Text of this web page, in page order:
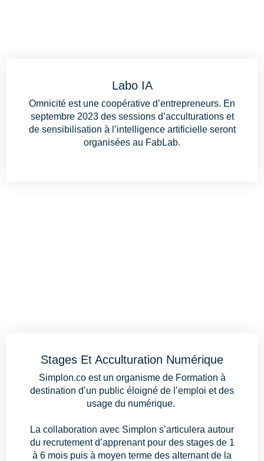
Labo IA
Omnicité est une coopérative d’entrepreneurs. En
septembre 2023 des sessions d’acculturations et
de sensibilisation à l’intelligence artificielle seront
organisées au FabLab.
Stages Et Acculturation Numérique
Simplon.coest un organisme de Formation à
destination d’un public éloigné de l’emploi et des
usage du numérique.
La collaboration avec Simplon s’articulera autour
du recrutement d’apprenantpourdes stagesde 1
à 6 mois puis à moyen terme des alternant de la